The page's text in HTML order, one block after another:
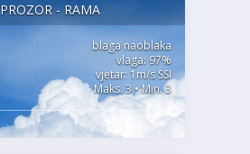
PROZOR - RAMA
blaga naoblaka
vlaga: 97%
vjetar: 1m/s SSI
Maks. 3 • Min. 3